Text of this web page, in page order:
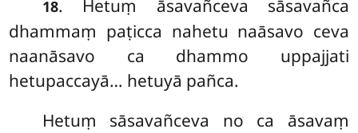
18. Hetuṃ āsavañceva sāsavañca
dhammaṃ paṭicca nahetu naāsavo ceva
naanāsavo ca dhammo uppajjati
hetupaccayā… hetuyā pañca.
Hetuṃ sāsavañceva no ca āsavaṃ